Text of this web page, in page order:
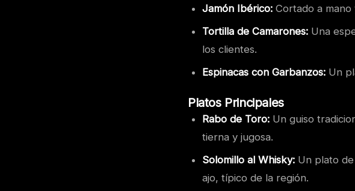
Jamón Ibérico: Cortado a
Tortilla de Camarones: Una
los clientes.
Espinacas con Garbanzos: Un
Platos Principales
Rabo de Toro: Un guiso
tierna y jugosa.
Solomillo al Whisky: Un plato
ajo, típico de la región.